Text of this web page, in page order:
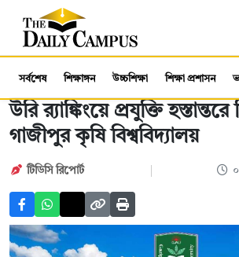
সর্বশেষ শিক্ষাঙ্গন উচ্চশিক্ষা শিক্ষা প্রশাসন
উরি র‌্যাঙ্কিংয়ে প্রযুক্তি
গাজীপুর কৃষি বিশ্ববিদ্যালয়
টিডিসি রিপোর্ট